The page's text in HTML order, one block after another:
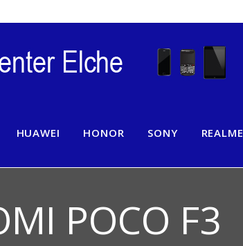
HUAWEI HONOR SONY REALME
POCO F3